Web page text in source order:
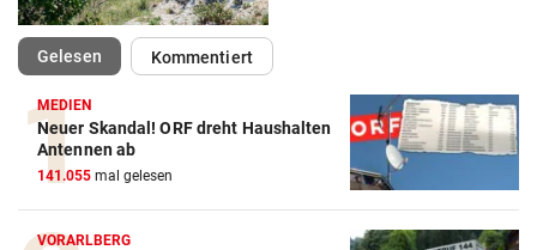
Gelesen(ausgewählt)Kommentiert
MEDIEN
Neuer Skandal! ORF dreht Haushalten
Antennen ab
141.055 mal gelesen
VORARLBERG